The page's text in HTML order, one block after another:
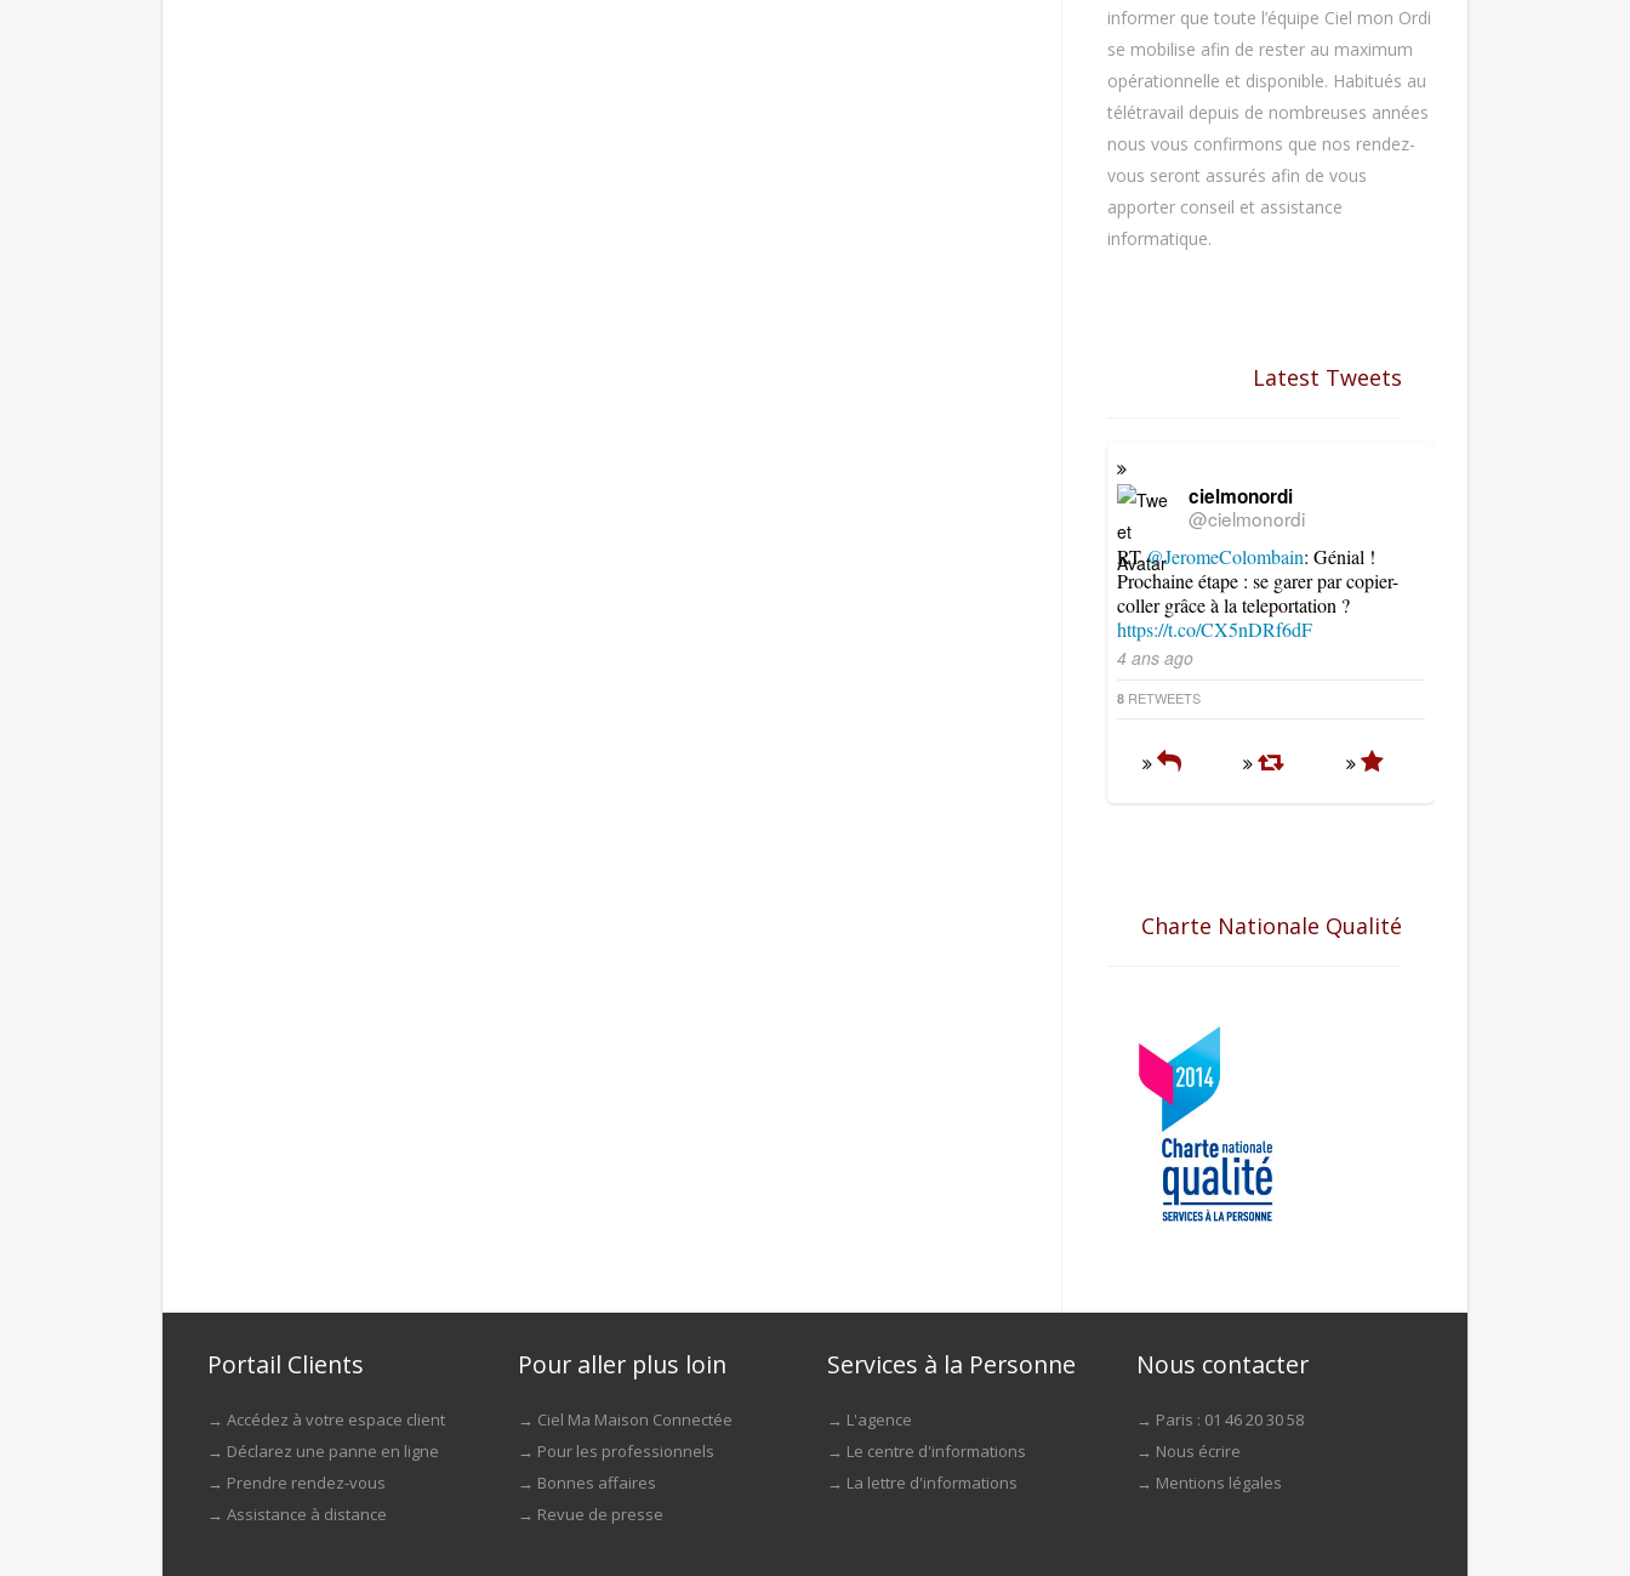
informer que toute l’équipe Ciel mon Ordi
se mobilise afin de rester au maximum
opérationnelle et disponible. Habitués au
télétravail depuis de nombreuses années
nous vous confirmons que nos rendez-
vous seront assurés afin de vous
apporter conseil et assistance
informatique.
Latest Tweets
cielmonordi
@cielmonordi
RT@JeromeColombain: Génial !
Prochaine étape : se garer par copier-
coller grâce à la teleportation ?
https://t.co/CX5nDRf6dF
4 ans ago
8 RETWEETS
Charte Nationale Qualité
Portail Clients
→Accédez à votre espace client
→ Déclarez une panne en ligne
→ Prendre rendez-vous
→Assistance à distance
Pour aller plus loin
→ Ciel Ma Maison Connectée
→ Pour les professionnels
→ Bonnes affaires
→ Revue de presse
Services à la Personne
→ L'agence
→ Le centre d'informations
→ La lettre d'informations
Nous contacter
→ Paris : 01 46 20 30 58
→ Nous écrire
→ Mentions légales